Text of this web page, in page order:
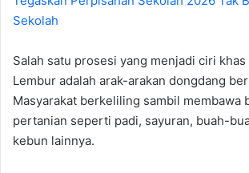
Sekolah
Salah satu prosesi yang menjadi ciri khas
Lembur adalah arak-arakan dongdang
Masyarakat berkeliling sambil membawa
pertanian seperti padi, sayuran, buah-
kebun lainnya.